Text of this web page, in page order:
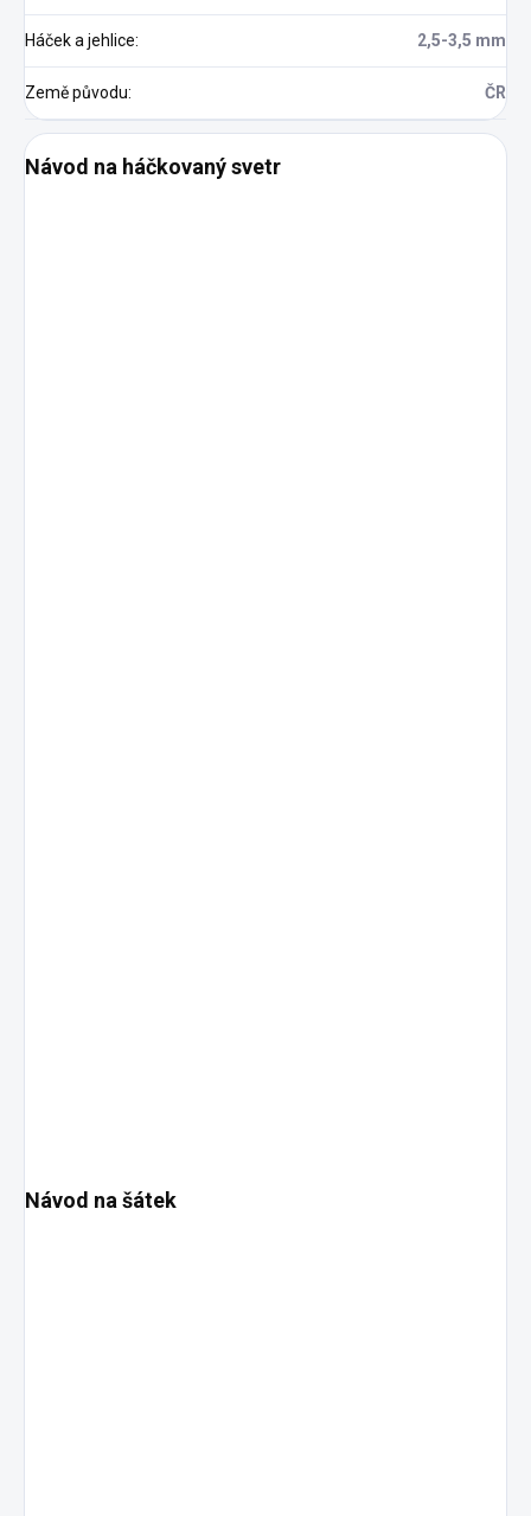
Háček a jehlice: 2,5-3,5 mm
Země původu: ČR
Návod na háčkovaný svetr
Návod na šátek